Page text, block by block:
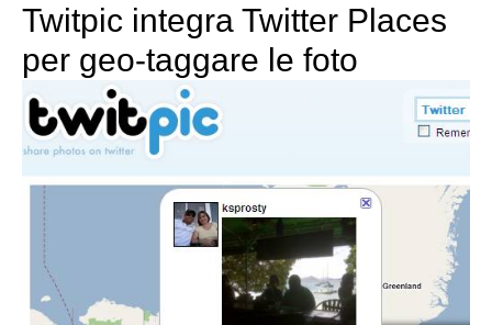
Twitpic integra Twitter Places
per geo-taggare le foto